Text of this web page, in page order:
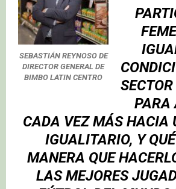
SEBASTIÁN REYNOSO DE
DIRECTOR GENERAL DE
BIMBO LATIN CENTRO
PARA
CADA VEZ MÁS HACIA
IGUALITARIO, Y
MANERA QUE
LAS MEJORES